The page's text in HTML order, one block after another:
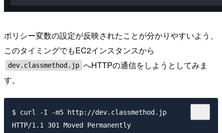
ポリシー変数の設定が反映されたことが分かりやすいよう、
このタイミングでもEC2インスタンスから
dev.classmethod.jp へHTTPの通信をしようとしてみま
す。
$ curl -I -m5 http://dev.classmethod.jp
HTTP/1.1 301 Moved Permanently